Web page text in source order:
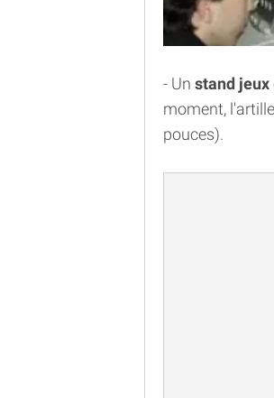
- Un stand jeux
moment,
pouces).